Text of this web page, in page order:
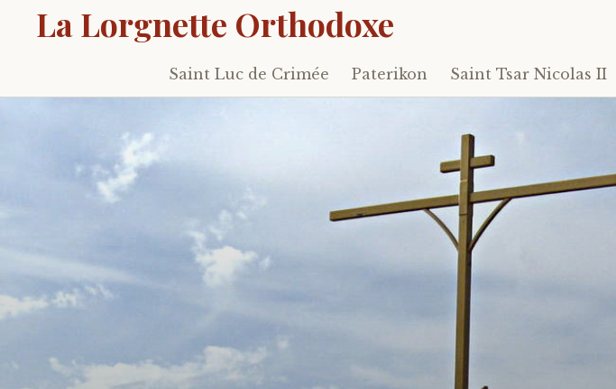
La Lorgnette Orthodoxe
Skip
to
Saint Luc de Crimée Paterikon Saint Tsar Nicolas II